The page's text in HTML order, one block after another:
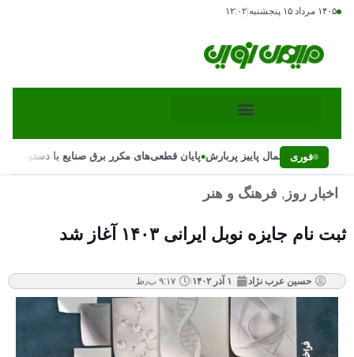
۱۴۰۵ مرداد ۱۵ پنجشنبه ۱۲:۰۲
فوری
بارش‌ها و احتمال پاییز پربارش•پایان قطعی‌های مکرر برق صنایع با دستور
اخبار روز , فرهنگ و هنر
ثبت نام جایزه نوبل ایرانی ۱۴۰۳ آغاز شد
حسین عرب نژاد ۱ آذر ۱۴۰۲ ۹:۱۷ ب٫ظ